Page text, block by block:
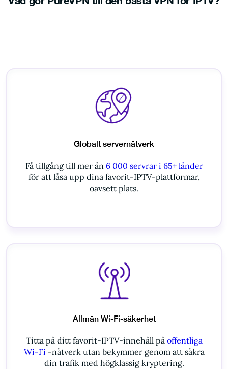
Globalt servernätverk
Få tillgång till mer än 6 000 servrar i 65+ länder
för att låsa upp dina favorit-IPTV-plattformar,
oavsett plats.
Allmän Wi-Fi-säkerhet
Titta på ditt favorit-IPTV-innehåll på offentliga
Wi-Fi -nätverk utan bekymmer genom att säkra
din trafik med högklassig kryptering.